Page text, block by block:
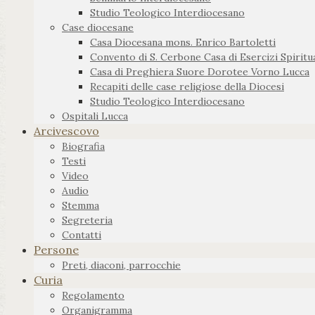
Studio Teologico Interdiocesano
Case diocesane
Casa Diocesana mons. Enrico Bartoletti
Convento di S. Cerbone Casa di Esercizi
Casa di Preghiera Suore Dorotee Vorno Lucca
Recapiti delle case religiose della Diocesi
Studio Teologico Interdiocesano
Ospitali Lucca
Arcivescovo
Biografia
Testi
Video
Audio
Stemma
Segreteria
Contatti
Persone
Preti, diaconi, parrocchie
Curia
Regolamento
Organigramma